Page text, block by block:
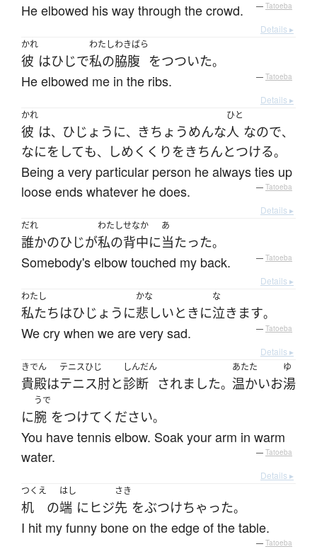
He elbowed his way through the crowd. — Tatoeba
Details ▸
かれ
彼 はひじで
わたし
私の
わきばら
脇腹 をつついた。
He elbowed me in the ribs. — Tatoeba
Details ▸
かれ
彼 は、 ひじょうに、 きちょうめんな
ひと
人 なので、
なにを しても、 しめくくり を きちんとつける。
Being a very particular person he always ties up
loose ends whatever he does.
— Tatoeba
Details ▸
だれ
誰かのひじが
わたし
私の
せなか
背中に
あ
当たった。
Somebody's elbow touched my back. — Tatoeba
Details ▸
わたし
私たちはひじょうに
かな
悲しいときに
な
泣きます。
We cry when we are very sad. — Tatoeba
Details ▸
きでん
貴殿は
テニスひじ
テニス肘と
しんだん
診断 されました。
あたた
温かいお
ゆ
湯
に
うで
腕 をつけて ください。
You have tennis elbow. Soak your arm in warm
water.
— Tatoeba
Details ▸
つくえ
机 の
はし
端 に ヒジ
さき
先 をぶつけちゃった。
I hit my funny bone on the edge of the table.
— Tatoeba